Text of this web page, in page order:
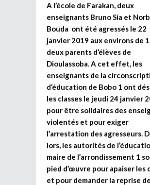
A l’école de Farakan, deux
enseignants Bruno Sia et
Bouda ont été agressés le 22
janvier 2019 aux environs de
deux parents d’élèves de
Dioulassoba. A cet effet, les
enseignants de la
d’éducation de Bobo 1 ont
les classes le jeudi 24 janvier
pour être solidaires des
violentés et pour exiger
l’arrestation des agresseurs.
lors, les autorités de
maire de l’arrondissement 1
pied d’œuvre pour apaiser les
et pour demander la reprise